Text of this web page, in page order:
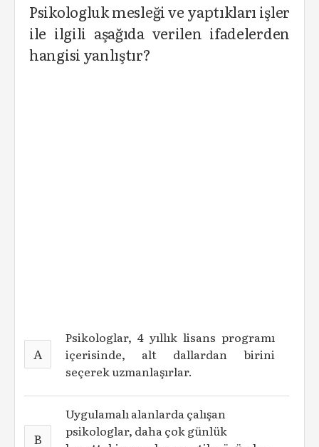
Psikologluk mesleği ve yaptıkları işler
ile ilgili aşağıda verilen ifadelerden
hangisi yanlıştır?
A
Psikologlar, 4 yıllık lisans programı
içerisinde, alt dallardan birini
seçerek uzmanlaşırlar.
B
Uygulamalı alanlarda çalışan
psikologlar, daha çok günlük